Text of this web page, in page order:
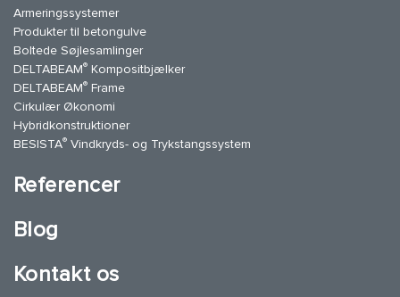
Armeringssystemer
Produkter til betongulve
Boltede Søjlesamlinger
DELTABEAM® Kompositbjælker
DELTABEAM® Frame
Cirkulær Økonomi
Hybridkonstruktioner
BESISTA® Vindkryds- og Trykstangssystem
Referencer
Blog
Kontakt os